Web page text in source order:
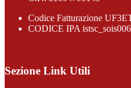
Codice Fatturazione
CODICE IPA
Sezione Link Utili